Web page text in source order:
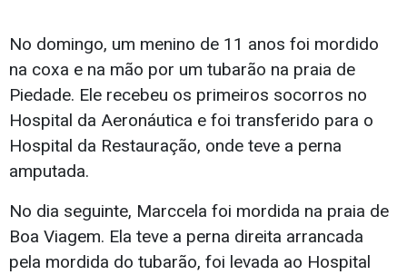
No domingo, um menino de 11 anos foi mordido
na coxa e na mão por um tubarão na praia de
Piedade. Ele recebeu os primeiros socorros no
Hospital da Aeronáutica e foi transferido para o
Hospital da Restauração, onde teve a perna
amputada.
No dia seguinte, Marccela foi mordida na praia de
Boa Viagem. Ela teve a perna direita arrancada
pela mordida do tubarão, foi levada ao Hospital